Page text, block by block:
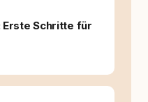
das beiden guttut.
Schritte für